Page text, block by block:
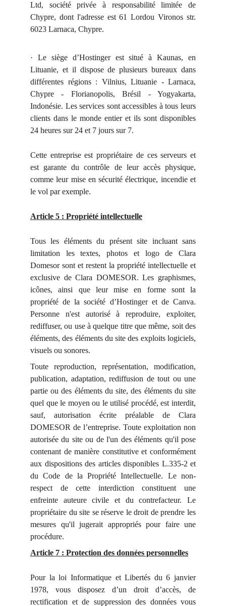
Ltd, société privée à responsabilité limitée de
Chypre, dont l'adresse est 61 Lordou Vironos str.
6023 Larnaca, Chypre.
· Le siège d’Hostinger est situé à Kaunas, en
Lituanie, et il dispose de plusieurs bureaux dans
différentes régions : Vilnius, Lituanie - Larnaca,
Chypre - Florianopolis, Brésil - Yogyakarta,
Indonésie. Les services sont accessibles à tous leurs
clients dans le monde entier et ils sont disponibles
24 heures sur 24 et 7 jours sur 7.
Cette entreprise est propriétaire de ces serveurs et
est garante du contrôle de leur accès physique,
comme leur mise en sécurité électrique, incendie et
le vol par exemple.
Article 5 : Propriété intellectuelle
Tous les éléments du présent site incluant sans
limitation les textes, photos et logo de Clara
Domesor sont et restent la propriété intellectuelle et
exclusive de Clara DOMESOR. Les graphismes,
icônes, ainsi que leur mise en forme sont la
propriété de la société d’Hostinger et de Canva.
Personne n'est autorisé à reproduire, exploiter,
rediffuser, ou use à quelque titre que même, soit des
éléments, des éléments du site des exploits logiciels,
visuels ou sonores.
Toute reproduction, représentation, modification,
publication, adaptation, rediffusion de tout ou une
partie ou des éléments du site, des éléments du site
quel que le moyen ou le utilisé procédé, est interdit,
sauf, autorisation écrite préalable de Clara
DOMESOR de l’entreprise. Toute exploitation non
autorisée du site ou de l'un des éléments qu'il pose
contenant de manière constitutive et conformément
aux dispositions des articles disponibles L.335-2 et
du Code de la Propriété Intellectuelle. Le non-
respect de cette interdiction constituent une
enfreinte auteure civile et du contrefacteur. Le
propriétaire du site se réserve le droit de prendre les
mesures qu'il jugerait appropriés pour faire une
procédure.
Article 7 : Protection des données personnelles
Pour la loi Informatique et Libertés du 6 janvier
1978, vous disposez d’un droit d’accès, de
rectification et de suppression des données vous